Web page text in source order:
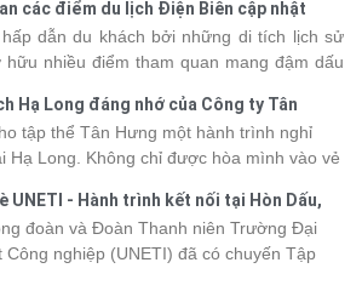
du khách băn khoăn khi lựa chọn. Bài viết
giá tour du thuyền Hạ Long mới nhất
bạn dễ dàng so sánh và tìm được hành
cũng như ngân sách.
các điểm du lịch Điện Biên cập nhật
dẫn du khách bởi những di tích lịch sử
nhiều điểm tham quan mang đậm dấu
cập nhật trước giá vé sẽ giúp bạn chủ
và chi phí. Cùng Vietsense Travel tham
quan các điểm du lịch Điện Biênmới nhất
Hạ Long đáng nhớ của Công ty Tân
tập thể Tân Hưng một hành trình nghỉ
Hạ Long. Không chỉ được hòa mình vào vẻ
nhiều khoảnh khắc đáng nhớ. Hãy cùng
tràn niềm vui và những trải nghiệm khó
UNETI - Hành trình kết nối tại Hòn Dấu,
đoàn và Đoàn Thanh niên Trường Đại
Công nghiệp (UNETI) đã có chuyến Tập